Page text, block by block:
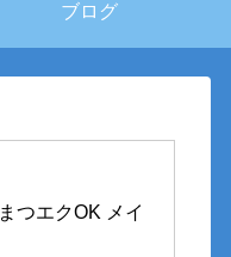
ブログ
つエクOK メイ